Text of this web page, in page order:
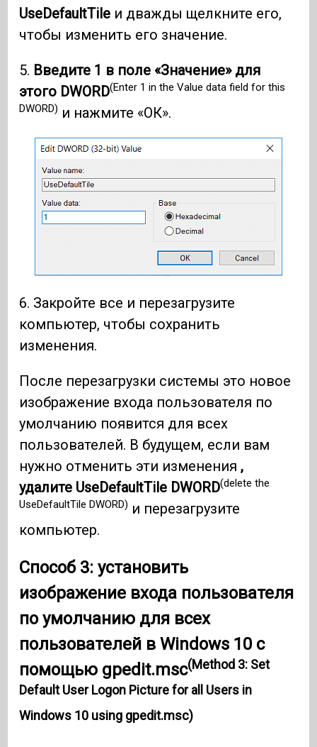
UseDefaultTile и дважды щелкните его,
чтобы изменить его значение.
5. Введите 1 в поле «Значение» для
этого DWORD(Enter 1 in the Value data field for this
DWORD) и нажмите «ОК».
6. Закройте все и перезагрузите
компьютер, чтобы сохранить
изменения.
После перезагрузки системы это новое
изображение входа пользователя по
умолчанию появится для всех
пользователей. В будущем, если вам
нужно отменить эти изменения ,
удалите UseDefaultTile DWORD(delete the
UseDefaultTile DWORD) и перезагрузите
компьютер.
Способ 3: установить
изображение входа пользователя
по умолчанию для всех
пользователей в Windows 10 с
помощью gpedit.msc(Method 3: Set
Default User Logon Picture for all Users in
Windows 10 using gpedit.msc)